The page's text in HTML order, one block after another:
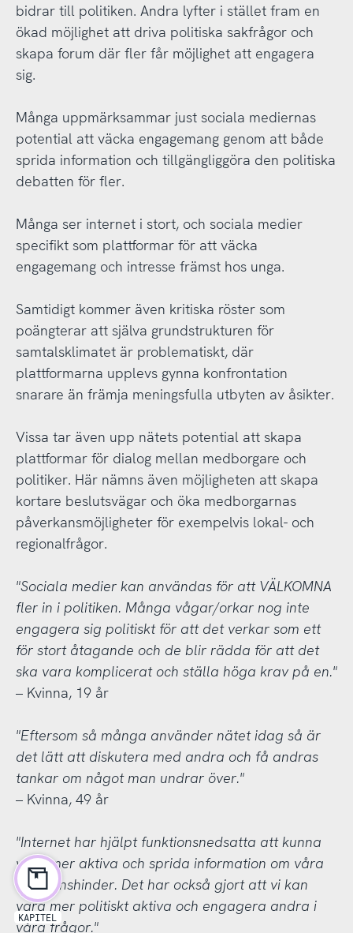
bidrar till politiken. Andra lyfter i stället fram en
ökad möjlighet att driva politiska sakfrågor och
skapa forum där fler får möjlighet att engagera
sig.
Många uppmärksammar just sociala mediernas
potential att väcka engagemang genom att både
sprida information och tillgängliggöra den politiska
debatten för fler.
Många ser internet i stort, och sociala medier
specifikt som plattformar för att väcka
engagemang och intresse främst hos unga.
Samtidigt kommer även kritiska röster som
poängterar att själva grundstrukturen för
samtalsklimatet är problematiskt, där
plattformarna upplevs gynna konfrontation
snarare än främja meningsfulla utbyten av åsikter.
Vissa tar även upp nätets potential att skapa
plattformar för dialog mellan medborgare och
politiker. Här nämns även möjligheten att skapa
kortare beslutsvägar och öka medborgarnas
påverkansmöjligheter för exempelvis lokal- och
regionalfrågor.
"Sociala medier kan användas för att VÄLKOMNA
fler in i politiken. Många vågar/orkar nog inte
engagera sig politiskt för att det verkar som ett
för stort åtagande och de blir rädda för att det
ska vara komplicerat och ställa höga krav på en."
– Kvinna, 19 år
"Eftersom så många använder nätet idag så är
det lätt att diskutera med andra och få andras
tankar om något man undrar över."
– Kvinna, 49 år
"Internet har hjälpt funktionsnedsatta att kunna
vara mer aktiva och sprida information om våra
funktionshinder. Det har också gjort att vi kan
vara mer politiskt aktiva och engagera andra i
våra frågor."
KAPITEL